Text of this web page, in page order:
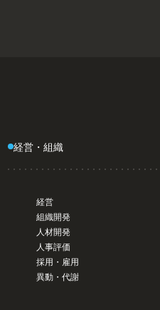
経営・組織
経営
組織開発
人材開発
人事評価
採用・雇用
異動・代謝